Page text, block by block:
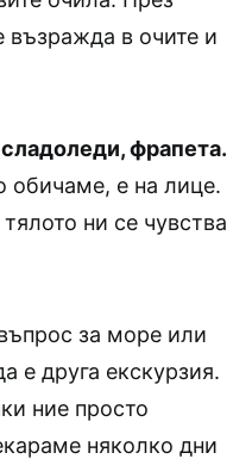
възражда в очите и
фрапета.
обичаме, е на лице.
ни се чувства
за море или
е друга екскурзия.
ние просто
няколко дни